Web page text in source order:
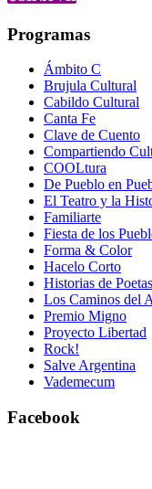
Programas
Ámbito C
Brujula Cultural
Cabildo Cultural
Canta Fe
Clave de Cuento
Compartiendo
COOLtura
De Pueblo en
El Teatro y la
Familiarte
Fiesta de los
Forma & Color
Hacelo Corto
Historias de
Los Caminos del
Premio Migno
Proyecto Libertad
Rock!
Salve Argentina
Vademecum
Facebook